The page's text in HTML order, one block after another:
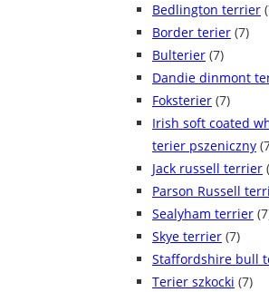
Bedlington terrier
Border terier (7)
Bulterier (7)
Dandie dinmont
Foksterier (7)
Irish soft coated
terier pszeniczny
Jack russell terrier
Parson Russell
Sealyham terrier
Skye terrier (7)
Staffordshire bull
Terier szkocki (7)